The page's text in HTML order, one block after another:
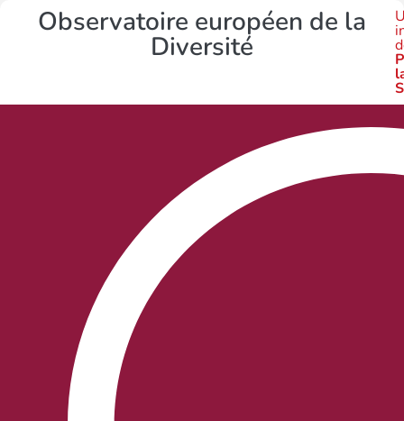
Observatoire européen de la
Diversité